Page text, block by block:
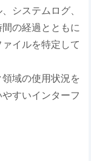
システムログ、
の経過とともに
イルを特定して
域の使用状況を
すいインターフ